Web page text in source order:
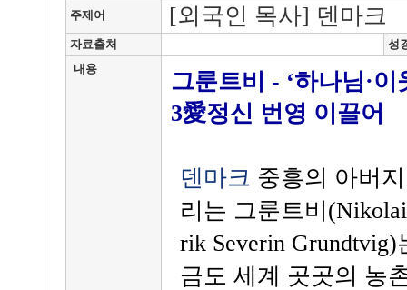
주제어 [외국인 목사] 덴마크
자료출처
성
내용
그룬트비 - ‘하나님·이
3愛정신 번영 이끌어
덴마크 중흥의 아버
리는 그룬트비
rik Severin Grundtvig)
금도 세계 곳곳의 농